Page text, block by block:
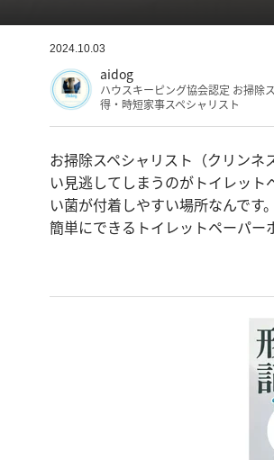
2024.10.03
aidog
ハウスキーピング協会認定 お掃除
得・時短家事スペシャリスト
お掃除スペシャリスト（クリン
い見逃してしまうのがトイレッ
い菌が付着しやすい場所なんで
簡単にできるトイレットペーパー